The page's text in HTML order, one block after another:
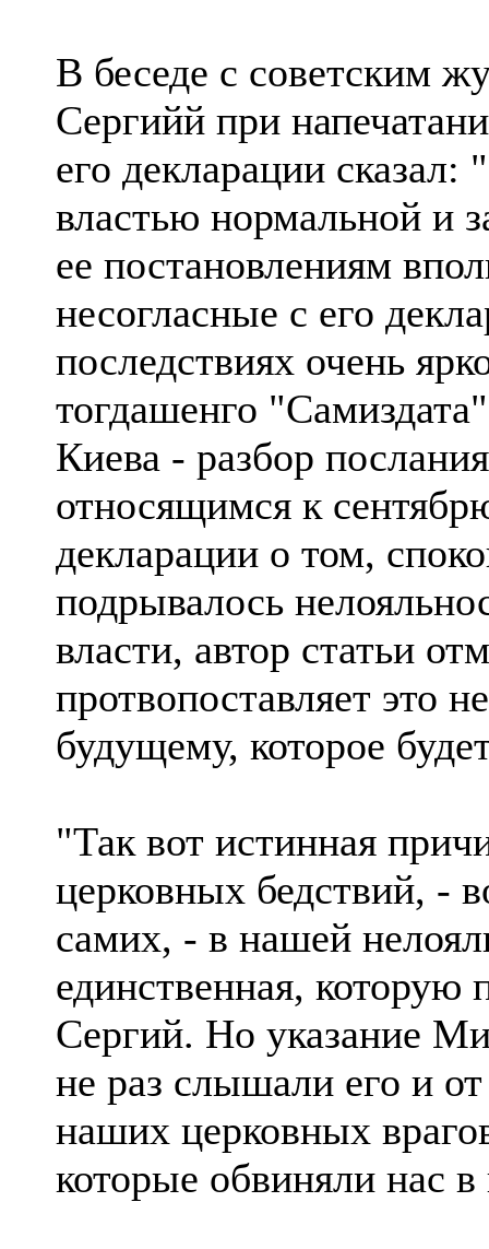
В беседе с советским
Сергийй при
его декларации
властью нормальной и
ее постановлениям
несогласные с его
последствиях очень
тогдашенго
Киева - разбор
относящимся к
декларации о том,
подрывалось
власти, автор статьи
протвопоставляет это
будущему, которое
"Так вот истинная
церковных бедствий, -
самих, - в нашей
единственная, которую
Сергий. Но указание
не раз слышали его и
наших церковных
которые обвиняли нас